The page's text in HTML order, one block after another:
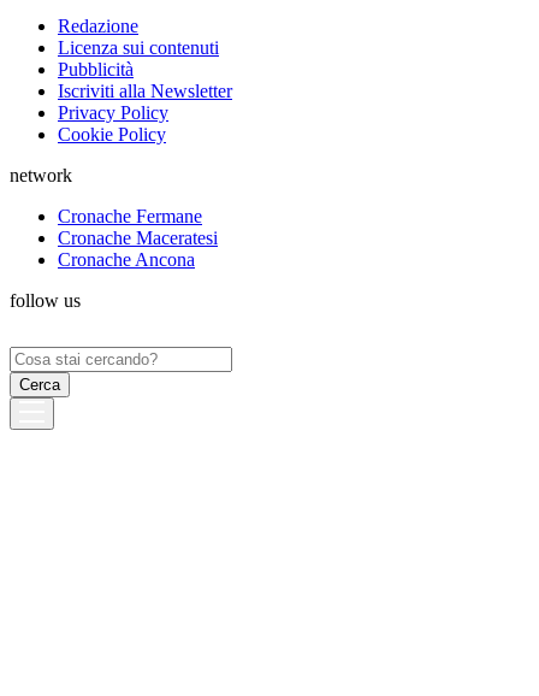
Redazione
Licenza sui contenuti
Pubblicità
Iscriviti alla Newsletter
Privacy Policy
Cookie Policy
network
Cronache Fermane
Cronache Maceratesi
Cronache Ancona
follow us
Ricerca
per: